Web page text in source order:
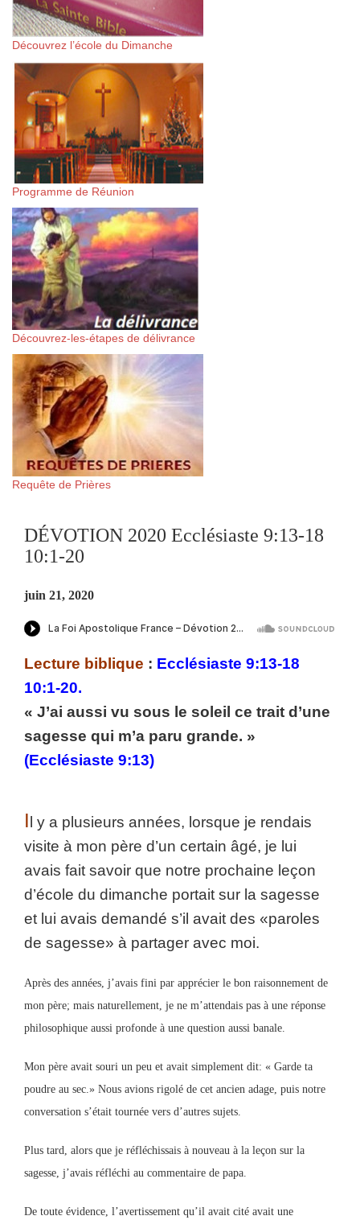
Découvrez l’école du Dimanche
Programme de Réunion
Découvrez-les-étapes de délivrance
Requête de Prières
DÉVOTION 2020 Ecclésiaste 9:13-18
10:1-20
juin 21, 2020
Lecture biblique : Ecclésiaste 9:13-18
10:1-20.
« J’ai aussi vu sous le soleil ce trait d’une
sagesse qui m’a paru grande. »
(Ecclésiaste 9:13)
I l y a plusieurs années, lorsque je rendais
visite à mon père d’un certain âgé, je lui
avais fait savoir que notre prochaine leçon
d’école du dimanche portait sur la sagesse
et lui avais demandé s’il avait des «paroles
de sagesse» à partager avec moi.
Après des années, j’avais fini par apprécier le bon raisonnement de
mon père; mais naturellement, je ne m’attendais pas à une réponse
philosophique aussi profonde à une question aussi banale.
Mon père avait souri un peu et avait simplement dit: « Garde ta
poudre au sec.» Nous avions rigolé de cet ancien adage, puis notre
conversation s’était tournée vers d’autres sujets.
Plus tard, alors que je réfléchissais à nouveau à la leçon sur la
sagesse, j’avais réfléchi au commentaire de papa.
De toute évidence, l’avertissement qu’il avait cité avait une